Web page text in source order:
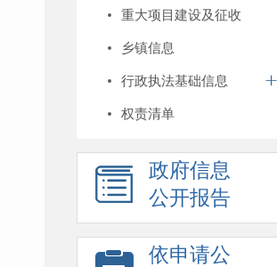
重大项目建设及征收
乡镇信息
行政执法基础信息
权责清单
政府信息
公开报告
依申请公